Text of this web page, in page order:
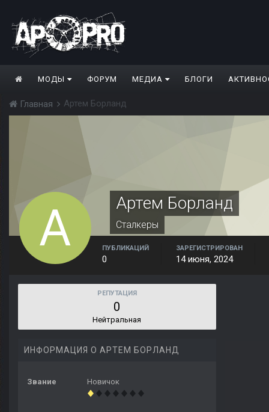
МОДЫ ФОРУМ МЕДИА БЛОГИ
Главная Артем Борланд
Артем Борланд
Сталкеры
ПУБЛИКАЦИЙ
0
ЗАРЕГИСТРИРОВАН
14 июня, 2024
РЕПУТАЦИЯ
0
Нейтральная
ИНФОРМАЦИЯ О АРТЕМ БОРЛАНД
Звание Новичок